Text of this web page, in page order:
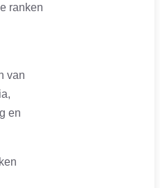
ranken
van
en